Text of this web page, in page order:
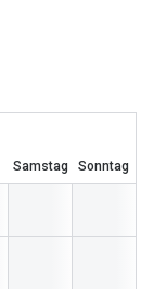
Unofficial
Oakley
Samstag Sonntag